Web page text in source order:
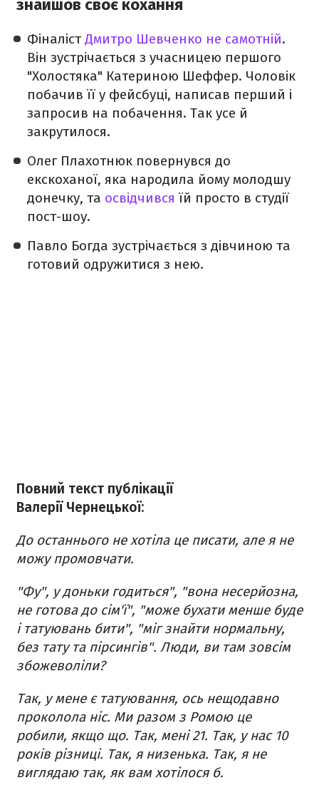
знайшов своє кохання
ФіналістДмитро Шевченко не самотній.
Він зустрічається з учасницею першого
"Холостяка" Катериною Шеффер. Чоловік
побачив її у фейсбуці, написав перший і
запросив на побачення. Так усе й
закрутилося.
Олег Плахотнюк повернувся до
екскоханої, яка народила йому молодшу
донечку, та освідчився їй просто в студії
пост-шоу.
Павло Богда зустрічається з дівчиною та
готовий одружитися з нею.
Повний текст публікації
Валерії Чернецької:
До останнього не хотіла це писати, але я не
можу промовчати.
"Фу", у доньки годиться", "вона несерйозна,
не готова до сім'ї", "може бухати менше буде
і татуювань бити", "міг знайти нормальну,
без тату та пірсингів". Люди, ви там зовсім
збожеволіли?
Так, у мене є татуювання, ось нещодавно
проколола ніс. Ми разом з Ромою це
робили, якщо що. Так, мені 21. Так, у нас 10
років різниці. Так, я низенька. Так, я не
виглядаю так, як вам хотілося б.